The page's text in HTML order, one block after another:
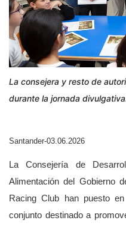
La consejera y resto de
durante la jornada
Santander-03.06.2026
La Consejería de
Alimentación del Gobierno
Racing Club han puesto
conjunto destinado a